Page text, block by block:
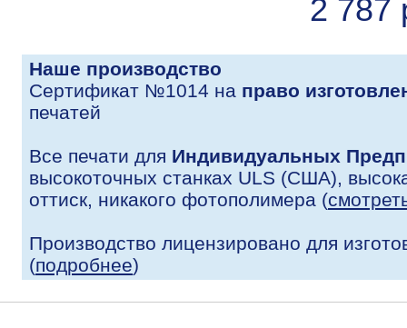
2 787
Наше производство
Сертификат №1014 на право
печатей
Все печати для Индивидуальных
высокоточных станках ULS (США),
оттиск, никакого фотополимера (
Производство лицензировано для
(подробнее)